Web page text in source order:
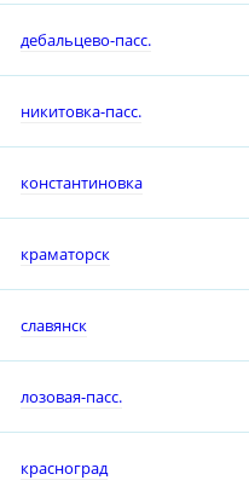
дебальцево-пасс.
никитовка-пасс.
константиновка
краматорск
славянск
лозовая-пасс.
красноград